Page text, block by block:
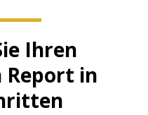
Ihren
Report in